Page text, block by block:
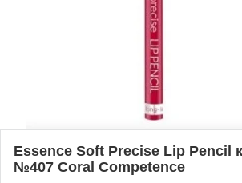
Essence Soft Precise Lip Pencil
№407 Coral Competence